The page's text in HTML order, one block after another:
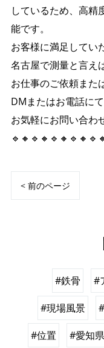
しているため、高精
能です。
お客様に満足してい
名古屋で測量と言え
お仕事のご依頼また
DMまたはお電話に
お気軽にお問い合わ
< 前のページ
#鉄骨 #
#現場風景
#位置 #愛知県